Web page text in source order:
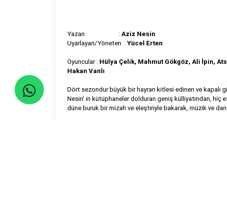
Yazan : Aziz Nesin
Uyarlayan/Yöneten : Yücel Erten
Oyuncular : Hülya Çelik, Mahmut Gökgöz, Ali İpin,
Hakan Vanlı
Dört sezondur büyük bir hayran kitlesi edinen ve kapalı
Nesin’ in kütüphaneler dolduran geniş külliyatından, hiç
düne buruk bir mizah ve eleştiriyle bakarak, müzik ve